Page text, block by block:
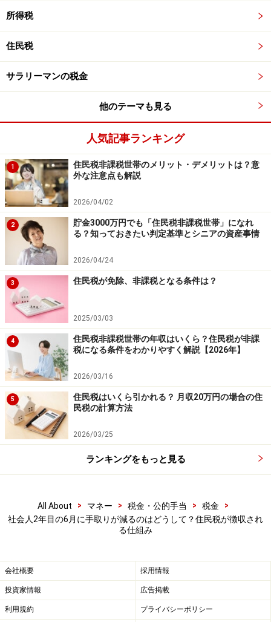
なります
所得税
住民税
サラリーマンの税金
他のテーマも見る
人気記事ランキング
1
住民税非課税世帯のメリット・デメリットは？意
外な注意点も解説
2026/04/02
2
貯金3000万円でも「住民税非課税世帯」になれ
る？知っておきたい判定基準とシニアの資産事情
2026/04/24
3 住民税が免除、非課税となる条件は？
2025/03/03
4
住民税非課税世帯の年収はいくら？住民税が非課
税になる条件をわかりやすく解説【2026年】
2026/03/16
5
住民税はいくら引かれる？ 月収20万円の場合の住
民税の計算方法
2026/03/25
ランキングをもっと見る
All About > マネー > 税金・公的手当 > 税金
>
社会人2年目の6月に手取りが減るのはどうして？住民税が徴収され
る仕組み
会社概要 採用情報
投資家情報 広告掲載
利用規約 プライバシーポリシー